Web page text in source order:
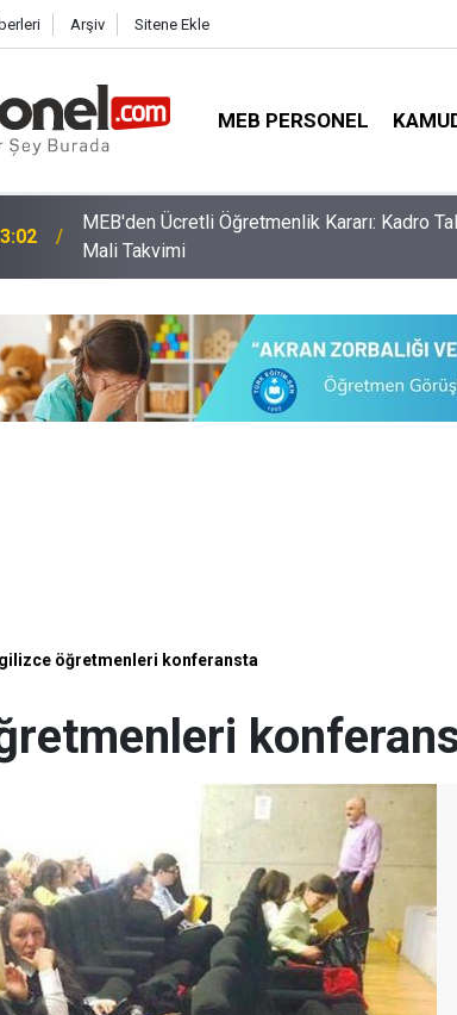
Arşiv Sitene Ekle
MEB PERSONEL
Öğretmenlerin Özür Grubu İller Arası
öğretmenleri konferansta